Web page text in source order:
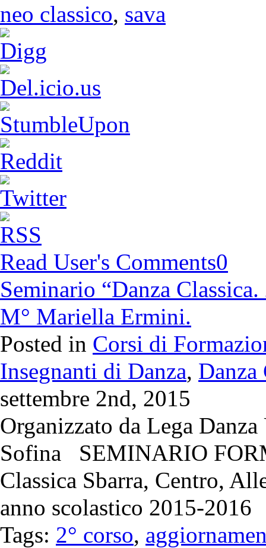
neo classico, sava
Read User's Comments0
Seminario “Danza
M° Mariella Ermini.
Posted in Corsi di
Insegnanti di Danza, Danza
settembre 2nd, 2015
Organizzato da Lega
Sofina SEMINARIO
Classica Sbarra, Centro,
anno scolastico 2015-2016
Tags: 2° corso,